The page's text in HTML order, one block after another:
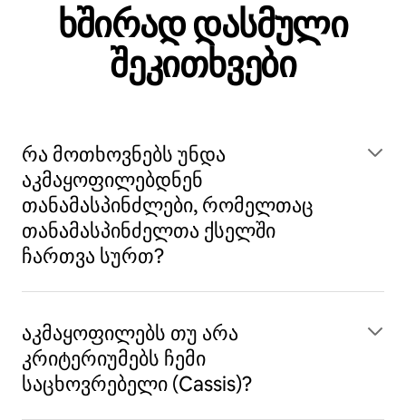
ხშირად დასმული
შეკითხვები
რა მოთხოვნებს უნდა
აკმაყოფილებდნენ
თანამასპინძლები, რომელთაც
თანამასპინძელთა ქსელში
ჩართვა სურთ?
აკმაყოფილებს თუ არა
კრიტერიუმებს ჩემი
საცხოვრებელი (Cassis)?